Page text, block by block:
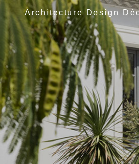
Architecture Design